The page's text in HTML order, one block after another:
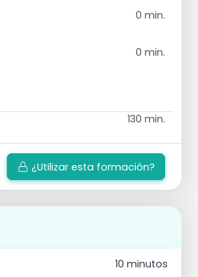
0 min.
0 min.
130 min.
¿Utilizar esta formación?
10 minutos